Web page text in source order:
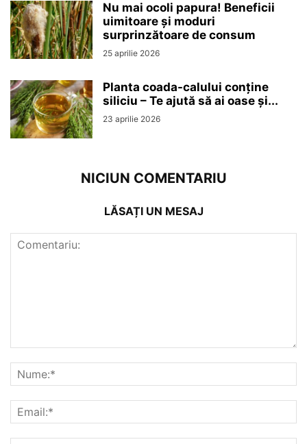
Nu mai ocoli papura! Beneficii
uimitoare și moduri
surprinzătoare de consum
25 aprilie 2026
Planta coada-calului conține
siliciu – Te ajută să ai oase și...
23 aprilie 2026
NICIUN COMENTARIU
LĂSAȚI UN MESAJ